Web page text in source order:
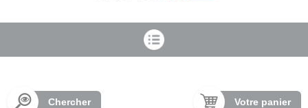
Chercher Votre panier